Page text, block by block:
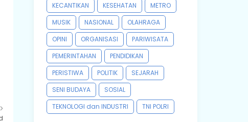
KECANTIKAN
KESEHATAN
METRO
MUSIK
NASIONAL
OLAHRAGA
OPINI
ORGANISASI
PARIWISATA
PEMERINTAHAN
PENDIDIKAN
PERISTIWA
POLITIK
SEJARAH
SENI BUDAYA
SOSIAL
TEKNOLOGI dan INDUSTRI
TNI POLRI